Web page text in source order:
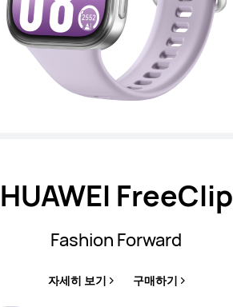
HUAWEI FreeClip
Fashion Forward
자세히 보기 구매하기